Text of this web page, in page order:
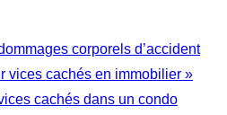
corporels d’accident
vices cachés en immobilier »
cachés dans un condo